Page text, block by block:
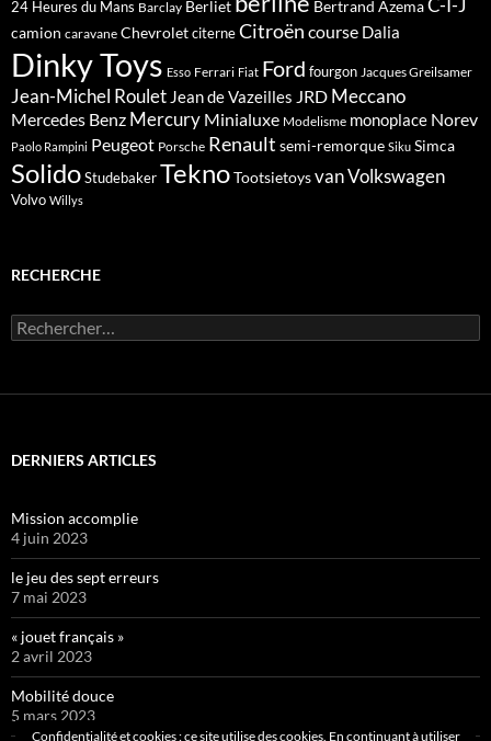
24 Heures du Mans Barclay Berliet Bertrand Azema
camion caravane ChevroletciterneCitroën course Dalia
Dinky Toys Esso Ferrari Fiat Ford fourgon Jacques Greilsamer
Jean-Michel Roulet Jean de Vazeilles JRD Meccano
Mercedes Benz Mercury Minialuxe Modelisme monoplace Norev
Paolo Rampini Peugeot Porsche Renault semi-remorque Siku Simca
SolidoStudebakerTeknoTootsietoysvanVolkswagen
Volvo Willys
RECHERCHE
Rechercher :
DERNIERS ARTICLES
Mission accomplie
4 juin 2023
le jeu des sept erreurs
7 mai 2023
« jouet français »
2 avril 2023
Mobilité douce
5 mars 2023
Confidentialité et cookies : ce site utilise des cookies. En continuant à utiliser